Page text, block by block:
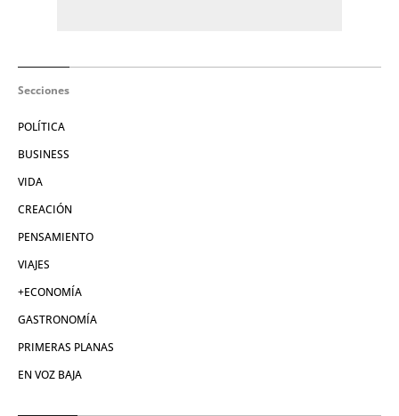
Secciones
POLÍTICA
BUSINESS
VIDA
CREACIÓN
PENSAMIENTO
VIAJES
+ECONOMÍA
GASTRONOMÍA
PRIMERAS PLANAS
EN VOZ BAJA